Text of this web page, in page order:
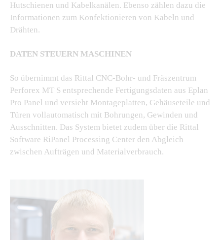
Hutschienen und Kabelkanälen. Ebenso zählen dazu die
Informationen zum Konfektionieren von Kabeln und
Drähten.
DATEN STEUERN MASCHINEN
So übernimmt das Rittal CNC-Bohr- und Fräszentrum
Perforex MT S entsprechende Fertigungsdaten aus Eplan
Pro Panel und versieht Montageplatten, Gehäuseteile und
Türen vollautomatisch mit Bohrungen, Gewinden und
Ausschnitten. Das System bietet zudem über die Rittal
Software RiPanel Processing Center den Abgleich
zwischen Aufträgen und Materialverbrauch.